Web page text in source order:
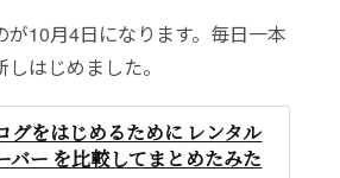
が10月4日になります。毎日一本
はじめました。
グをはじめるために レンタル
バー を比較してまとめたみた